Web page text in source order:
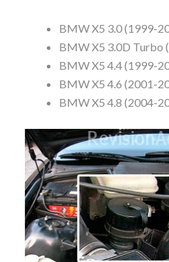
BMW X5 3.0 (1999-
BMW X5 3.0D Turbo
BMW X5 4.4 (1999-
BMW X5 4.6 (2001-
BMW X5 4.8 (2004-